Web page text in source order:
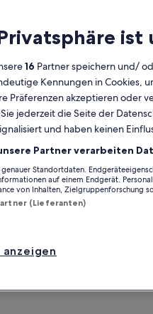
Kostenlose
möglich
6
E-Voucher
Abholung an
ausgewählten
Hotels
können Sie alle
das uns die Arbeit im
und die
anzeigen
ist
16 Partner speichern und/
Kennungen in Cookies,
Präferenzen akzeptieren oder
jederzeit die Seite der
und haben keinen
Partner verarbeiten
Standortdaten.
auf einem Endgerät.
von Inhalten, Zielgruppenforschung
(Lieferanten)